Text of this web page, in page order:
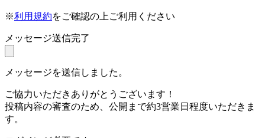
※利用規約をご確認の上ご利用ください
メッセージ送信完了
メッセージを送信しました。
ご協力いただきありがとうございます！
投稿内容の審査のため、公開まで約3営業日程度いただきま
す。